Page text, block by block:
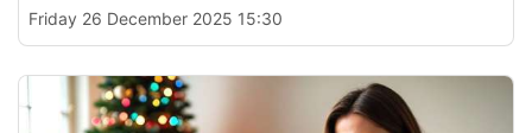
Friday 26 December 2025 15:30